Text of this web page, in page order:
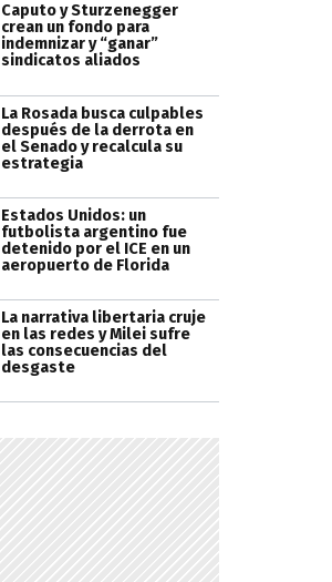
Caputo y Sturzenegger
crean un fondo para
indemnizar y “ganar”
sindicatos aliados
La Rosada busca culpables
después de la derrota en
el Senado y recalcula su
estrategia
Estados Unidos: un
futbolista argentino fue
detenido por el ICE en un
aeropuerto de Florida
La narrativa libertaria cruje
en las redes y Milei sufre
las consecuencias del
desgaste